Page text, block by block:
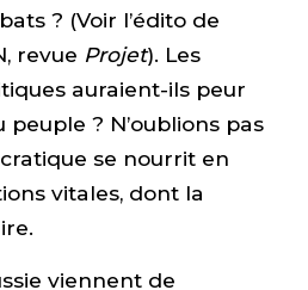
? (Voir l’édito de
revue Projet). Les
auraient-ils peur
peuple ? N’oublions pas
se nourrit en
vitales, dont la
viennent de